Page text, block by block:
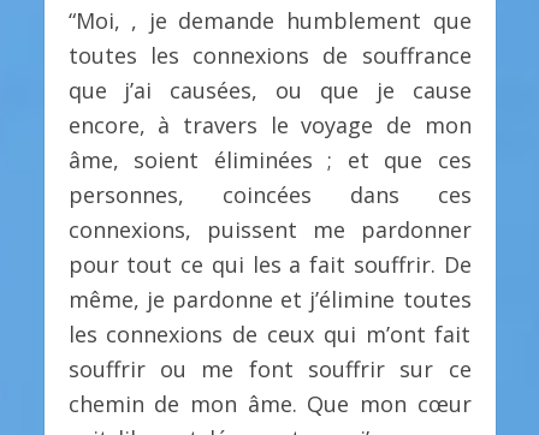
“Moi, , je demande humblement que
toutes les connexions de souffrance
que j’ai causées, ou que je cause
encore, à travers le voyage de mon
âme, soient éliminées ; et que ces
personnes, coincées dans ces
connexions, puissent me pardonner
pour tout ce qui les a fait souffrir. De
même, je pardonne et j’élimine toutes
les connexions de ceux qui m’ont fait
souffrir ou me font souffrir sur ce
chemin de mon âme. Que mon cœur